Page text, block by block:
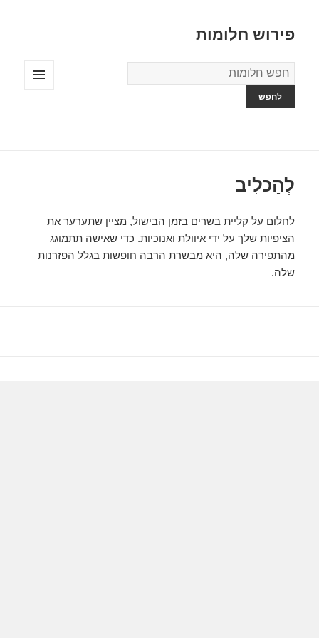
פירוש חלומות
מילון
החלומות
לְהַכלִיב
לחלום על קליית בשרים בזמן הבישול, מציין שתערער את
הציפיות שלך על ידי איוולת ואנוכיות. כדי שאישה תתמוגג
מהתפירה שלה, היא מבשרת הרבה חופשות בגלל הפזרנות
שלה.